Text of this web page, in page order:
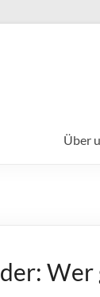
Über